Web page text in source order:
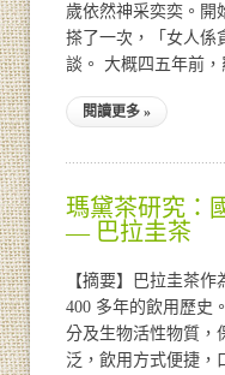
歲依然神采奕奕。開
搽了一次，「女人係
談。 大概四五年前
閱讀更多 »
瑪黛茶研究：
— 巴拉圭茶
【摘要】巴拉圭茶
400 多年的飲用歷史
分及生物活性物質，
泛，飲用方式便捷，